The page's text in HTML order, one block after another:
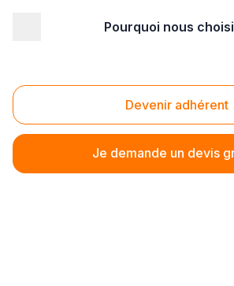
Pourquoi nous
Devenir adhérent
Je demande un devis
Erreur lors du chargement du